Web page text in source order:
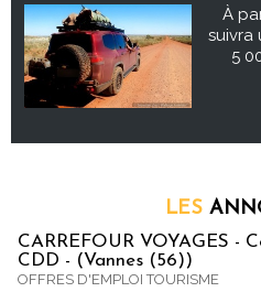
À
suivra
5
LES
CARREFOUR VOYAGES -
CDD - (Vannes (56))
OFFRES D'EMPLOI TOURISME